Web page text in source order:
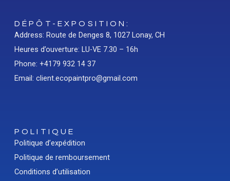
DÉPÔT-EXPOSITION:
Address: Route de Denges 8, 1027 Lonay, CH
Heures d’ouverture: LU-VE 7.30 – 16h
Phone: +4179 932 14 37
Email: client.ecopaintpro@gmail.com
POLITIQUE
Politique d’expédition
Politique de remboursement
Conditions d’utilisation